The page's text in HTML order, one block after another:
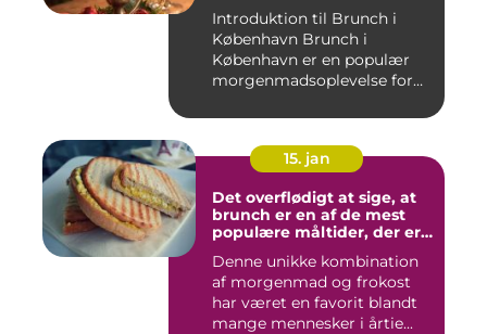
Introduktion til Brunch i
København Brunch i
København er en populær
morgenmadsoplevelse for
15. jan
Det overflødigt at sige, at
brunch er en af de mest
populære måltider, der er
Denne unikke kombination
af morgenmad og frokost
har været en favorit blandt
mange mennesker i årtie...